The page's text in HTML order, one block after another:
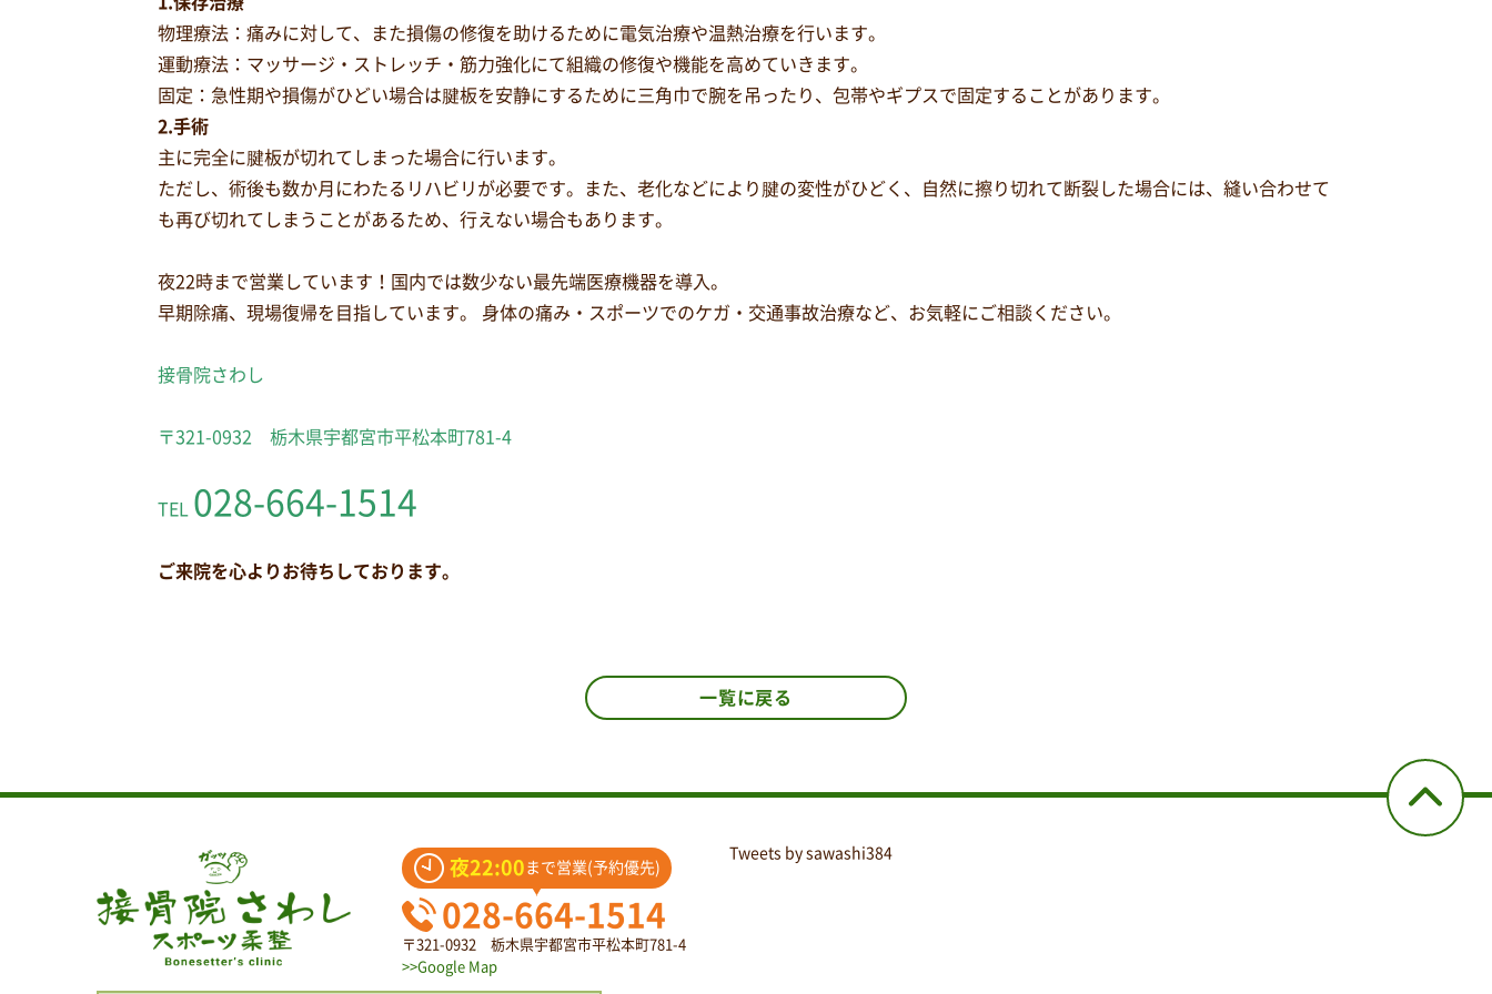
物理療法：痛みに対して、また損傷の修復を助けるために電気治療や温熱治療を行います。
運動療法：マッサージ・ストレッチ・筋力強化にて組織の修復や機能を高めていきます。
固定：急性期や損傷がひどい場合は腱板を安静にするために三角巾で腕を吊ったり、包帯やギプスで固定することがあります。
2.手術
主に完全に腱板が切れてしまった場合に行います。
ただし、術後も数か月にわたるリハビリが必要です。また、老化などにより腱の変性がひどく、自然に擦り切れて断裂した場合には、縫い合わせて
も再び切れてしまうことがあるため、行えない場合もあります。
夜22時まで営業しています！国内では数少ない最先端医療機器を導入。
早期除痛、現場復帰を目指しています。 身体の痛み・スポーツでのケガ・交通事故治療など、お気軽にご相談ください。
接骨院さわし
〒321-0932 栃木県宇都宮市平松本町781-4
TEL 028-664-1514
ご来院を心よりお待ちしております。
一覧に戻る
夜22:00 まで営業(予約優先)
028-664-1514
〒321-0932 栃木県宇都宮市平松本町781-4
>>Google Map
Tweets by sawashi384